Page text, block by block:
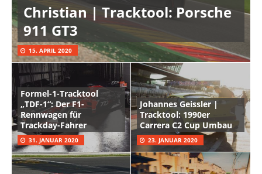
Christian | Tracktool: Porsche
911 GT3
15. APRIL 2020
Formel-1-Tracktool
„TDF-1“: Der F1-
Rennwagen für
Trackday-Fahrer
31. JANUAR 2020
Johannes Geissler |
Tracktool: 1990er
Carrera C2 Cup Umbau
23. JANUAR 2020